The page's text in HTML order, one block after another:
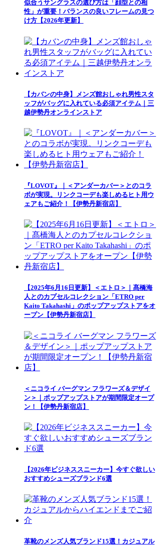
似合うサングラスの選び方は「顔型との相
性」が重要！バランスの良いフレームの見つ
け方【2026年更新】
【カバンの中身】メンズ館おしゃれ男性スタ
ッフがバッグに入れている必須アイテム｜三
越伊勢丹オンラインストア
『LOVOT』｜＜アンダーカバー＞とのコラ
ボが実現。リンクコーデも楽しめるヒト用ウ
ェアもご紹介！【伊勢丹新宿店】
【2025年6月16日更新】＜エトロ＞｜髙橋海
人とのカプセルコレクション「ETRO per
Kaito Takahashi」のポップアップストアをオ
ープン【伊勢丹新宿店】
＜ニコライ バーグマン フラワーズ＆デザイ
ン＞｜ポップアップストアが期間限定オープ
ン！【伊勢丹新宿店】
【2026年ビジネススニーカー】今すぐ欲しい
おすすめシューズブランド6選
革靴のメンズ人気ブランド15選！カジュアル